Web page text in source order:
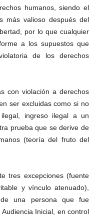
humanos, siendo el
más valioso después del
por lo que cualquier
a los supuestos que
de los derechos
con violación a derechos
ser excluidas como si no
ingreso ilegal a un
prueba que se derive de
(teoría del fruto del
tres excepciones (fuente
y vínculo atenuado),
una persona que fue
Inicial, en control